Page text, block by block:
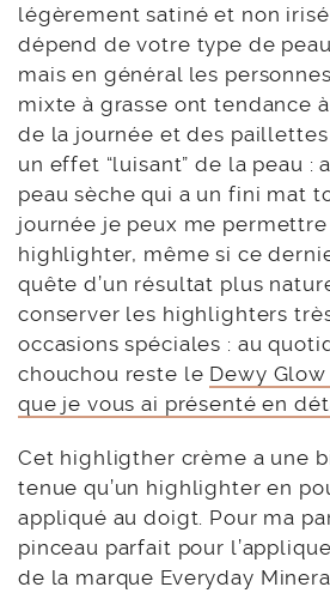
légèrement satiné et non
dépend de votre type de
mais en général les
mixte à grasse ont tendance
de la journée et des
un effet “luisant” de la peau :
peau sèche qui a un fini mat
journée je peux me permettre
highlighter, même si ce
quête d’un résultat plus
conserver les highlighters
occasions spéciales : au
chouchou reste le Dewy
que je vous ai présenté en
Cet highligther crème a une
tenue qu’un highlighter en
appliqué au doigt. Pour ma
pinceau parfait pour
de la marque Everyday